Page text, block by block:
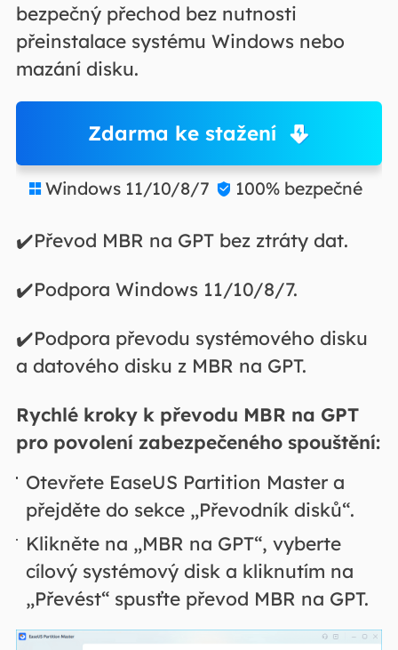
bezpečný přechod bez nutnosti
přeinstalace systému Windows nebo
mazání disku.
Zdarma ke stažení
 Windows 11/10/8/7  100% bezpečné
✔️Převod MBR na GPT bez ztráty dat.
✔️Podpora Windows 11/10/8/7.
✔️Podpora převodu systémového disku
a datového disku z MBR na GPT.
Rychlé kroky k převodu MBR na GPT
pro povolení zabezpečeného spouštění:
Otevřete EaseUS Partition Master a
přejděte do sekce „Převodník disků“.
Klikněte na „MBR na GPT“, vyberte
cílový systémový disk a kliknutím na
„Převést“ spusťte převod MBR na GPT.